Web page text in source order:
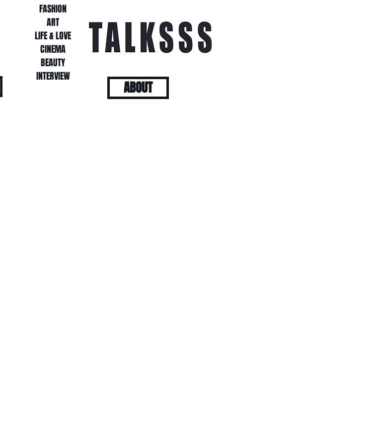
FASHION
ART
LIFE & LOVE
CINEMA
BEAUTY
INTERVIEW
ABOUT
FASHION
ART
LIFE & LOVE
CINEMA
BEAUTY
INTERVIEW